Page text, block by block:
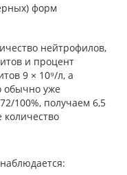
форм
нейтрофилов,
и процент
9 × 10⁹/л, а
обычно уже
100%, получаем 6,5
количество